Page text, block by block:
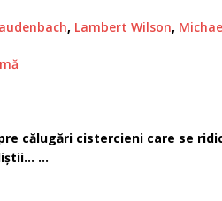
, Lambert Wilson,
călugări cistercieni care se
…